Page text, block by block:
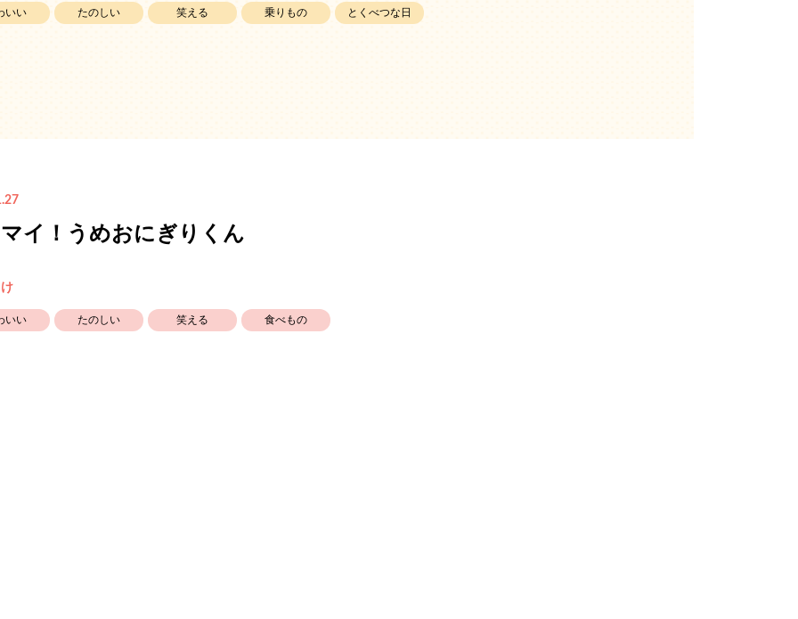
いい たのしい 笑える 乗りもの とくべつな日
イ！うめおにぎりくん
いい たのしい 笑える 食べもの